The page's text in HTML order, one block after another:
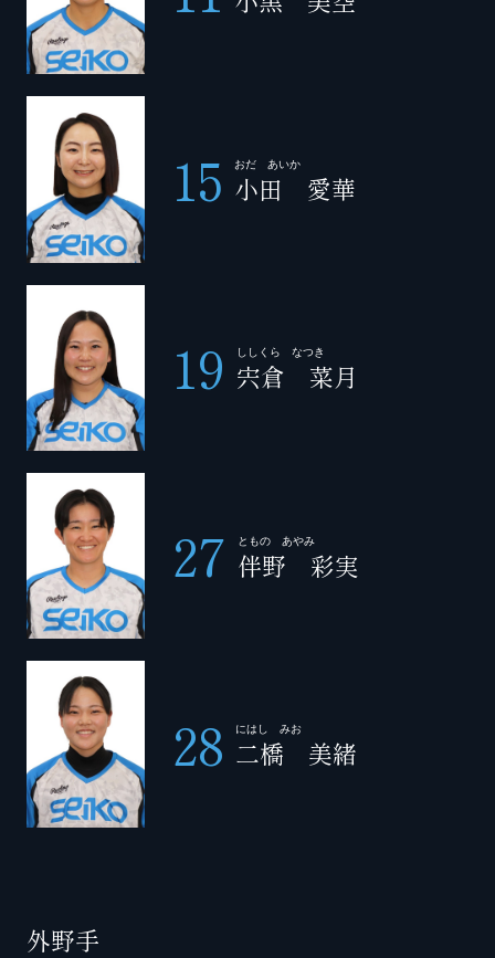
15 おだ あいか
小田 愛華
19 ししくら なつき
宍倉 菜月
27 ともの あやみ
伴野 彩実
28 にはし みお
二橋 美緒
外野手